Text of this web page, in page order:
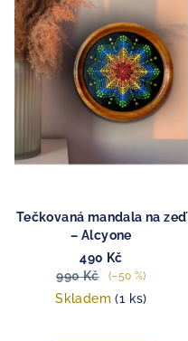
Tečkovaná mandala na zeď
– Alcyone
490 Kč
990 Kč
(–50 %)
Skladem(1 ks)